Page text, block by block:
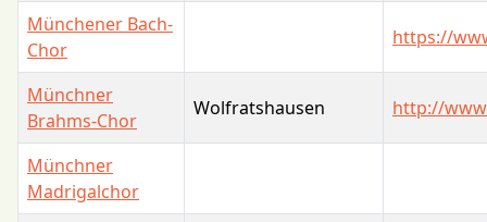
Münchener Bach-
Chor
https://
Münchner
Brahms-Chor
Wolfratshausen http://
Münchner
Madrigalchor